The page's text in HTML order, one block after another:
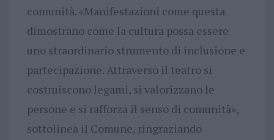
comunità. «Manifestazioni come questa
dimostrano come la cultura possa essere
uno straordinario strumento di inclusione e
partecipazione. Attraverso il teatro si
costruiscono legami, si valorizzano le
persone e si rafforza il senso di comunità»,
sottolinea il Comune, ringraziando